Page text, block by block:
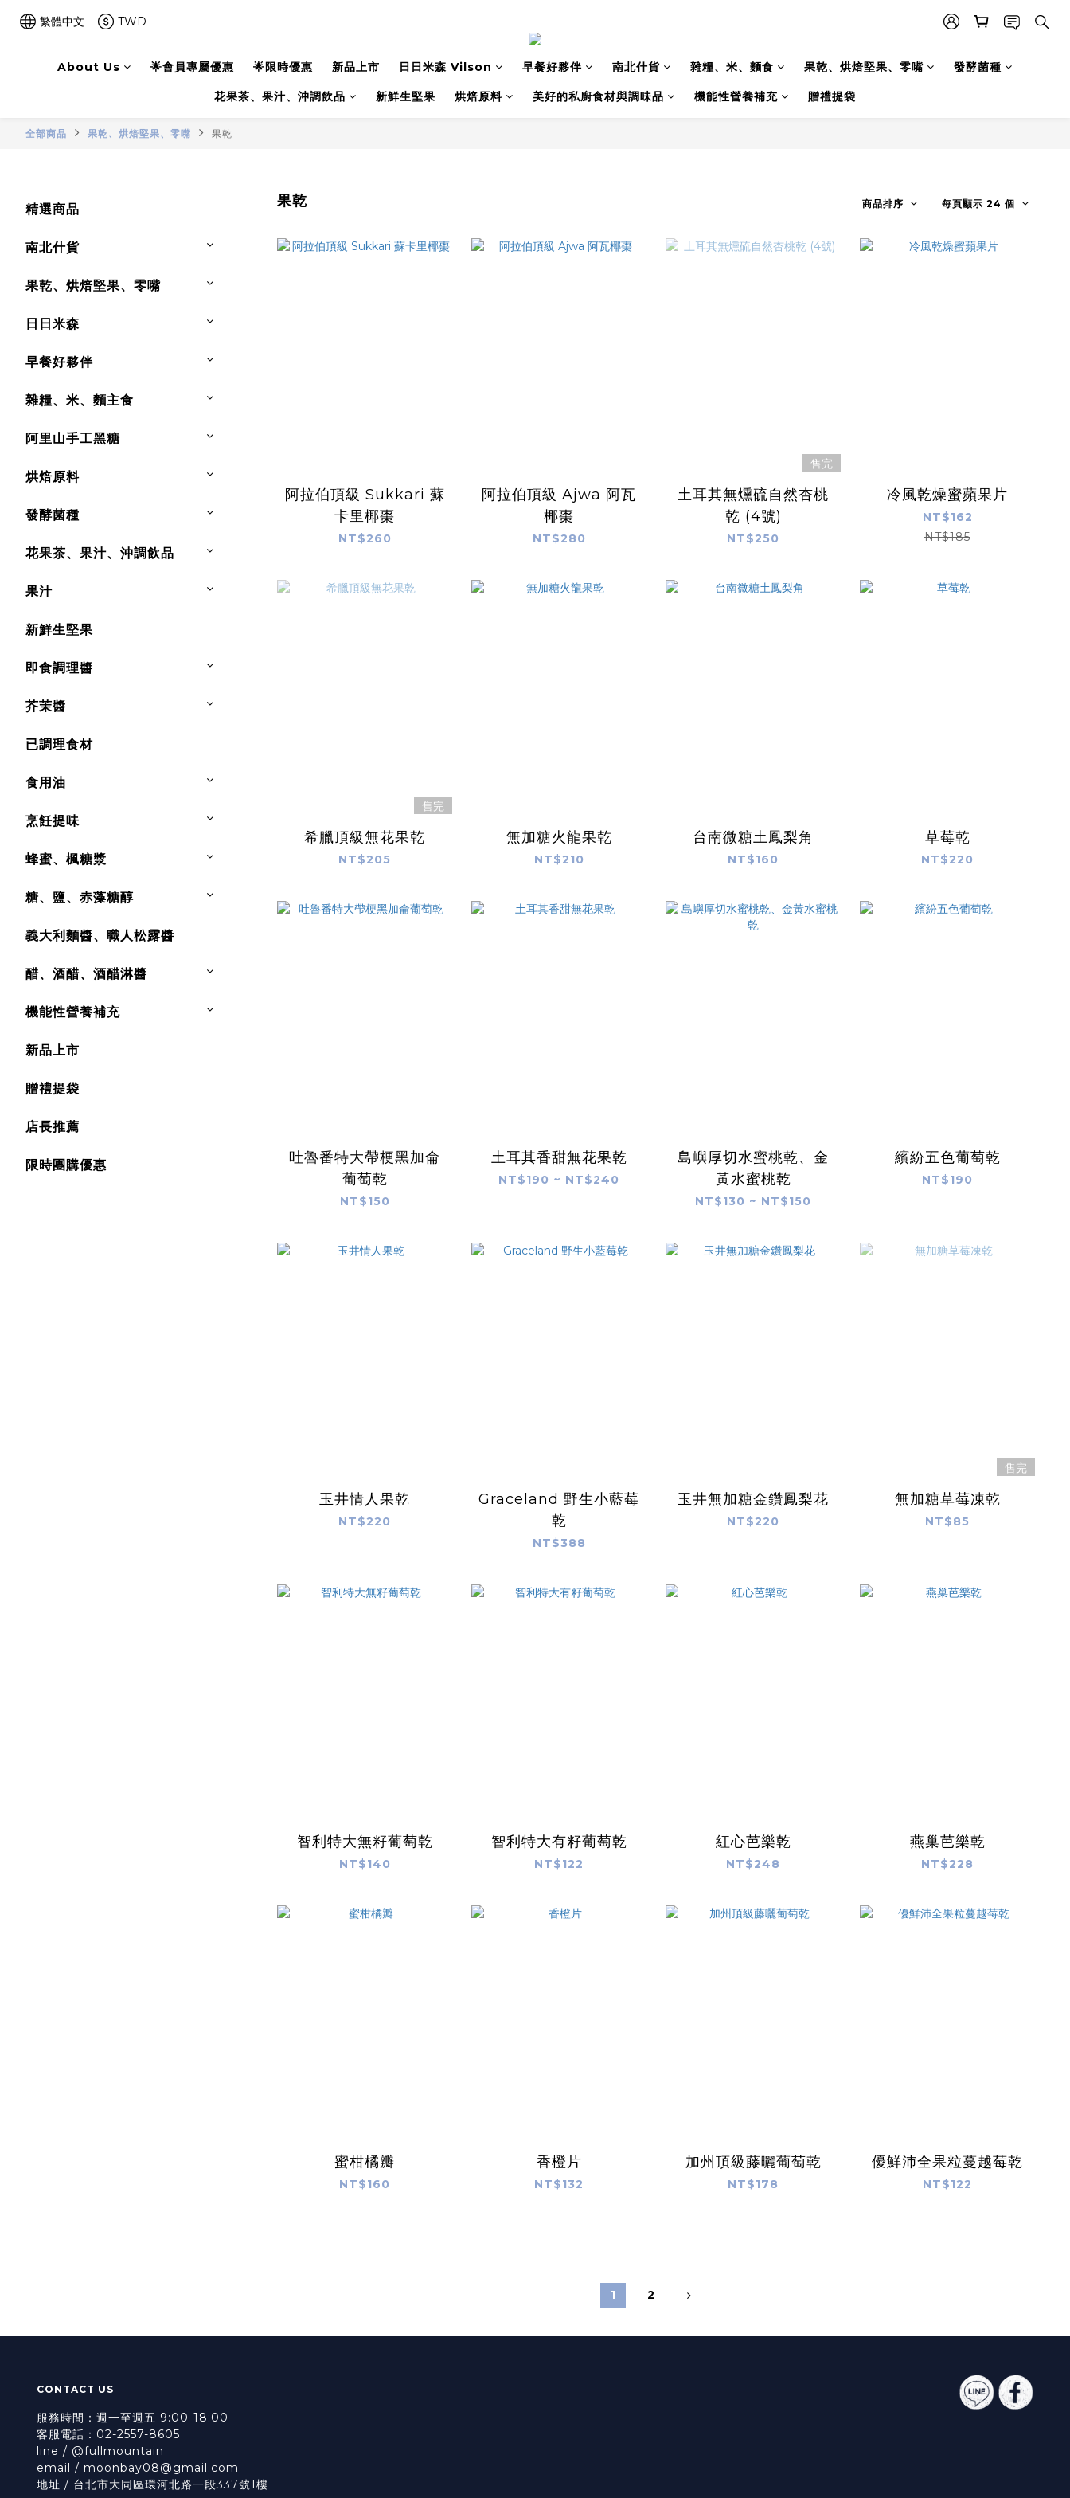
繁體中文 TWD
About Us 🌟會員專屬優惠 🌟限時優惠 新品上市 日日米森 Vilson 早餐好夥伴 南北什貨 雜糧、米、麵食 果乾、烘焙堅果、零嘴 發酵菌種
花果茶、果汁、沖調飲品 新鮮生堅果 烘焙原料 美好的私廚食材與調味品 機能性營養補充 贈禮提袋
全部商品 果乾、烘焙堅果、零嘴 果乾
精選商品
南北什貨
果乾、烘焙堅果、零嘴
日日米森
早餐好夥伴
雜糧、米、麵主食
阿里山手工黑糖
烘焙原料
發酵菌種
花果茶、果汁、沖調飲品
果汁
新鮮生堅果
即食調理醬
芥茉醬
已調理食材
食用油
烹飪提味
蜂蜜、楓糖漿
糖、鹽、赤藻糖醇
義大利麵醬、職人松露醬
醋、酒醋、酒醋淋醬
機能性營養補充
新品上市
贈禮提袋
店長推薦
限時團購優惠
果乾 商品排序 每頁顯示 24 個
阿拉伯頂級 Sukkari 蘇
卡里椰棗
NT$260
阿拉伯頂級 Ajwa 阿瓦
椰棗
NT$280
售完
土耳其無燻硫自然杏桃
乾 (4號)
NT$250
冷風乾燥蜜蘋果片
NT$162
NT$185
售完
希臘頂級無花果乾
NT$205
無加糖火龍果乾
NT$210
台南微糖土鳳梨角
NT$160
草莓乾
NT$220
吐魯番特大帶梗黑加侖
葡萄乾
NT$150
土耳其香甜無花果乾
NT$190 ~ NT$240
島嶼厚切水蜜桃乾、金
黃水蜜桃乾
NT$130 ~ NT$150
繽紛五色葡萄乾
NT$190
玉井情人果乾
NT$220
Graceland 野生小藍莓
乾
NT$388
玉井無加糖金鑽鳳梨花
NT$220
售完
無加糖草莓凍乾
NT$85
智利特大無籽葡萄乾
NT$140
智利特大有籽葡萄乾
NT$122
紅心芭樂乾
NT$248
燕巢芭樂乾
NT$228
蜜柑橘瓣
NT$160
香橙片
NT$132
加州頂級藤曬葡萄乾
NT$178
優鮮沛全果粒蔓越莓乾
NT$122
1 2
CONTACT US
服務時間：週一至週五 9:00-18:00
客服電話：02-2557-8605
line / @fullmountain
email / moonbay08@gmail.com
地址 / 台北市大同區環河北路一段337號1樓